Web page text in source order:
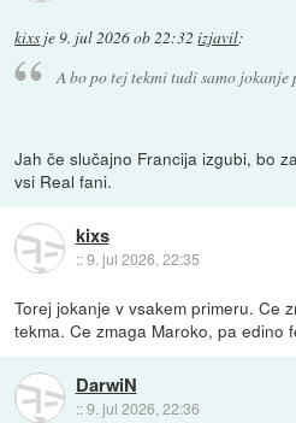
kixs je 9. jul 2026 ob 22:32 izjavil:
A bo po tej tekmi tudi samo
Jah če slučajno Francija izgubi, bo
vsi Real fani.
kixs
::9. jul 2026, 22:35
Torej jokanje v vsakem primeru. Ce
tekma. Ce zmaga Maroko, pa edino
DarwiN
::9. jul 2026, 22:36